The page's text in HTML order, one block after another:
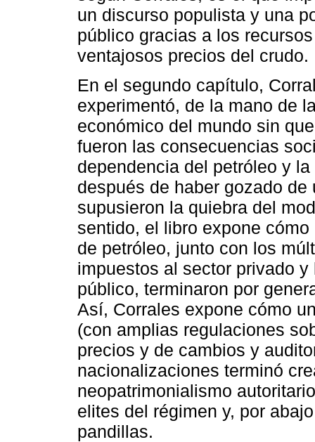
un discurso populista y una
público gracias a los
ventajosos precios del crudo.
En el segundo capítulo,
experimentó, de la mano de
económico del mundo sin
fueron las consecuencias
dependencia del petróleo y
después de haber gozado
supusieron la quiebra del
sentido, el libro expone
de petróleo, junto con los
impuestos al sector privado
público, terminaron por
Así, Corrales expone cómo
(con amplias regulaciones
precios y de cambios y
nacionalizaciones terminó
neopatrimonialismo
elites del régimen y, por
pandillas.